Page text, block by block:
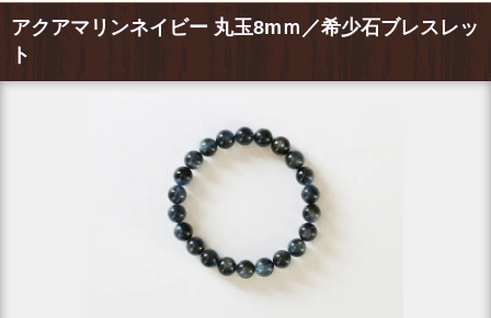
アクアマリンネイビー 丸玉8mｍ／希少石ブレスレッ
ト